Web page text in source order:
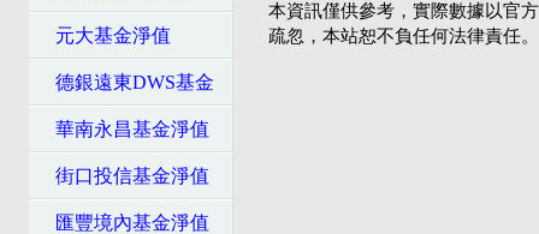
元大基金淨值
德銀遠東DWS基金
華南永昌基金淨值
街口投信基金淨值
匯豐境內基金淨值
本資訊僅供參考，實際數據以官
疏忽，本站恕不負任何法律責任。